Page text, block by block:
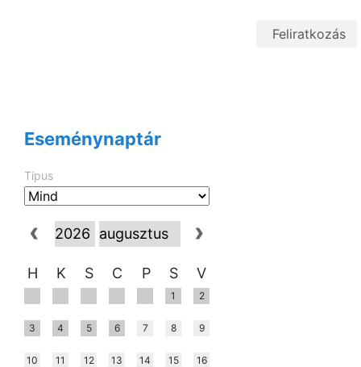
Eseménynaptár
Típus
H K S C P S V
1 2
3 4 5 6 7 8 9
10 11 12 13 14 15 16